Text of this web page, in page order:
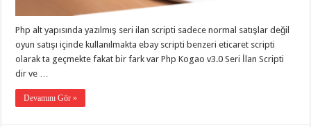
gaziantep
organizasyon,
gaziantep
organizasyon,
gaziantep
twitter
takipçi
Php alt yapısında yazılmış seri ilan scripti sadece normal satışlar değil
oyun satışı içinde kullanılmakta ebay scripti benzeri eticaret scripti
olarak ta geçmekte fakat bir fark var Php Kogao v3.0 Seri İlan Scripti
dir ve …
Devamını Gör »